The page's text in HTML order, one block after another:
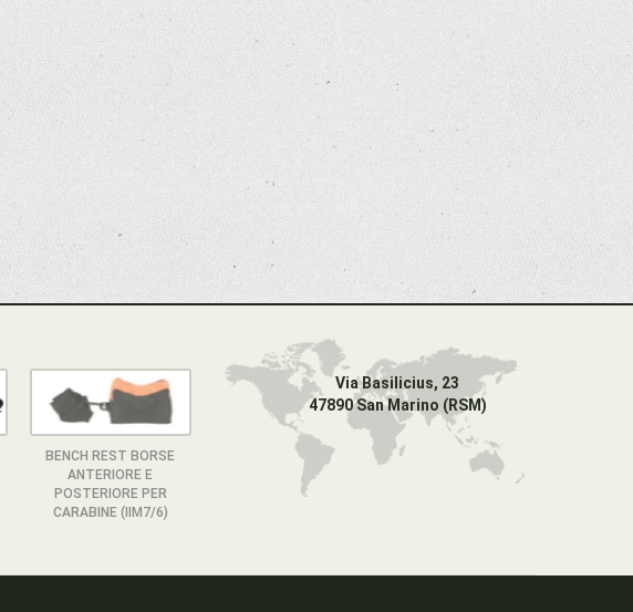
BENCH REST BORSE
ANTERIORE E
POSTERIORE PER
CARABINE (IIM7/6)
Via Basilicius, 23
47890 San Marino (RSM)